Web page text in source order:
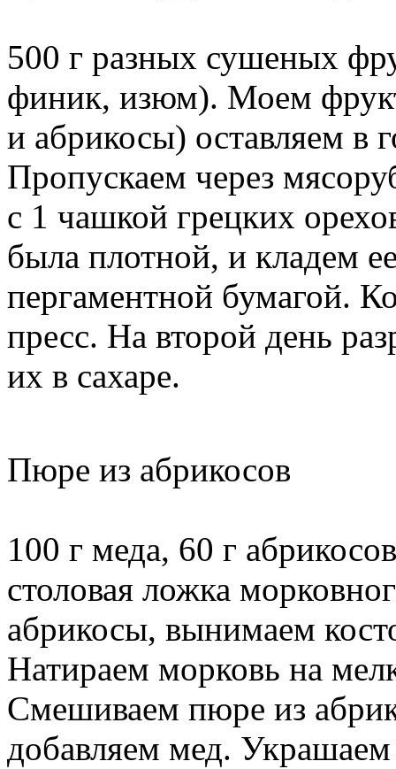
500 г разных сушеных
финик, изюм). Моем
и абрикосы) оставляем в
Пропускаем через
с 1 чашкой грецких
была плотной, и кладем
пергаментной бумагой.
пресс. На второй день
их в сахаре.
Пюре из абрикосов
100 г меда, 60 г
столовая ложка
абрикосы, вынимаем
Натираем морковь на
Смешиваем пюре из
добавляем мед.